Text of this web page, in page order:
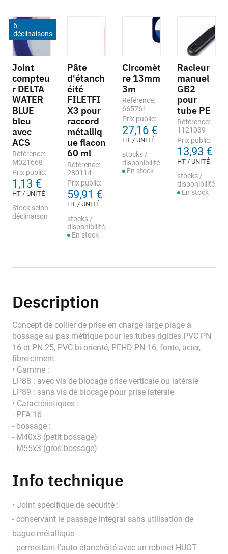
6
déclinaisons
Joint
compteu
r DELTA
WATER
BLUE
bleu
avec
ACS
Référence:
M021668
Prix public:
1,13 €
HT / UNITÉ
Stock selon
déclinaison
Pâte
d'étanch
éité
FILETFI
X3 pour
raccord
métalliq
ue flacon
60 ml
Référence:
280114
Prix public:
59,91 €
HT / UNITÉ
stocks /
disponibilité
En stock
Circomèt
re 13mm
3m
Référence:
665761
Prix public:
27,16 €
HT / UNITÉ
stocks /
disponibilité
En stock
Racleur
manuel
GB2
pour
tube PE
Référence:
1121039
Prix public:
13,93 €
HT / UNITÉ
stocks /
disponibilité
En stock
Description
Concept de collier de prise en charge large plage à
bossage au pas métrique pour les tubes rigides PVC PN
16 et PN 25, PVC bi-orienté, PEHD PN 16, fonte, acier,
fibre-ciment
• Gamme :
LP88 : avec vis de blocage prise verticale ou latérale
LP89 : sans vis de blocage pour prise latérale
• Caractéristiques :
- PFA 16
- bossage :
- M40x3 (petit bossage)
- M55x3 (gros bossage)
Info technique
• Joint spécifique de sécurité :
- conservant le passage intégral sans utilisation de
bague métallique
- permettant l’auto étanchéité avec un robinet HUOT